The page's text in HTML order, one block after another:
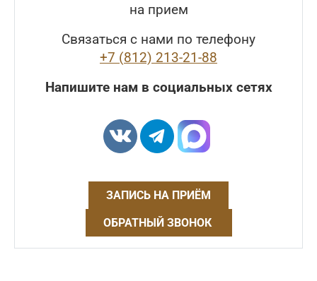
на прием
Связаться с нами по телефону
+7 (812) 213-21-88
Напишите нам в социальных сетях
ЗАПИСЬ НА ПРИЁМ
ОБРАТНЫЙ ЗВОНОК